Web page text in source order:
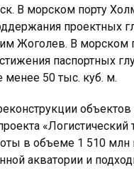
В морском порту
проектных
Жоголев. В морском
паспортных
менее 50 тыс. куб. м.
в объеме 1 510
акватории и